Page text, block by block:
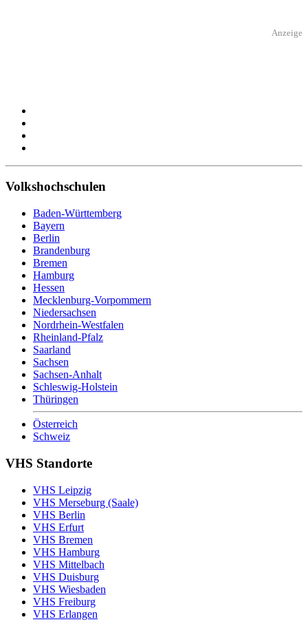
Anzeige
Volkshochschulen
Baden-Württemberg
Bayern
Berlin
Brandenburg
Bremen
Hamburg
Hessen
Mecklenburg-Vorpommern
Niedersachsen
Nordrhein-Westfalen
Rheinland-Pfalz
Saarland
Sachsen
Sachsen-Anhalt
Schleswig-Holstein
Thüringen
Österreich
Schweiz
VHS Standorte
VHS Leipzig
VHS Merseburg (Saale)
VHS Berlin
VHS Erfurt
VHS Bremen
VHS Hamburg
VHS Mittelbach
VHS Duisburg
VHS Wiesbaden
VHS Freiburg
VHS Erlangen